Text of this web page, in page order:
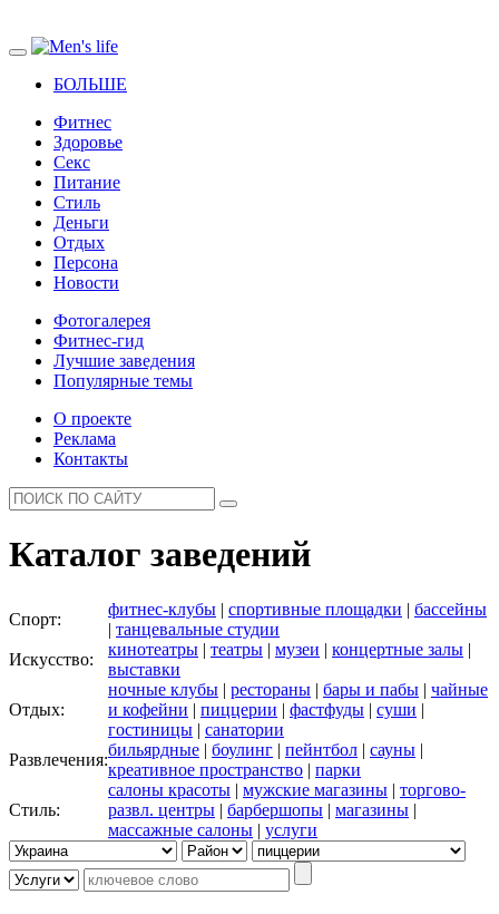
БОЛЬШЕ
Фитнес
Здоровье
Секс
Питание
Стиль
Деньги
Отдых
Персона
Новости
Фотогалерея
Фитнес-гид
Лучшие заведения
Популярные темы
О проекте
Реклама
Контакты
Каталог заведений
Спорт:
фитнес-клубы | спортивные площадки | бассейны
| танцевальные студии
Искусство:
кинотеатры | театры | музеи | концертные залы |
выставки
Отдых:
ночные клубы | рестораны | бары и пабы | чайные
и кофейни | пиццерии | фастфуды | суши |
гостиницы | санатории
Развлечения:
бильярдные | боулинг | пейнтбол | сауны |
креативное пространство | парки
Стиль:
салоны красоты | мужские магазины | торгово-
развл. центры | барбершопы | магазины |
массажные салоны | услуги